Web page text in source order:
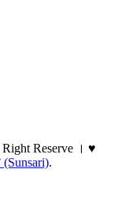
Reserve । ♥
.